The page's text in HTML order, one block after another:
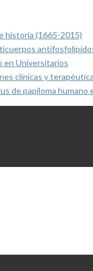
historia (1665-2015)
en Universitarios
clínicas y
de papiloma